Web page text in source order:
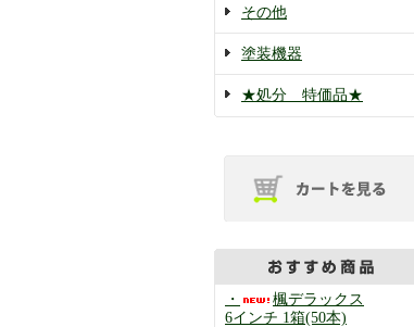
その他
塗装機器
★処分 特価品★
・
楓デラックス
6インチ 1箱(50本)